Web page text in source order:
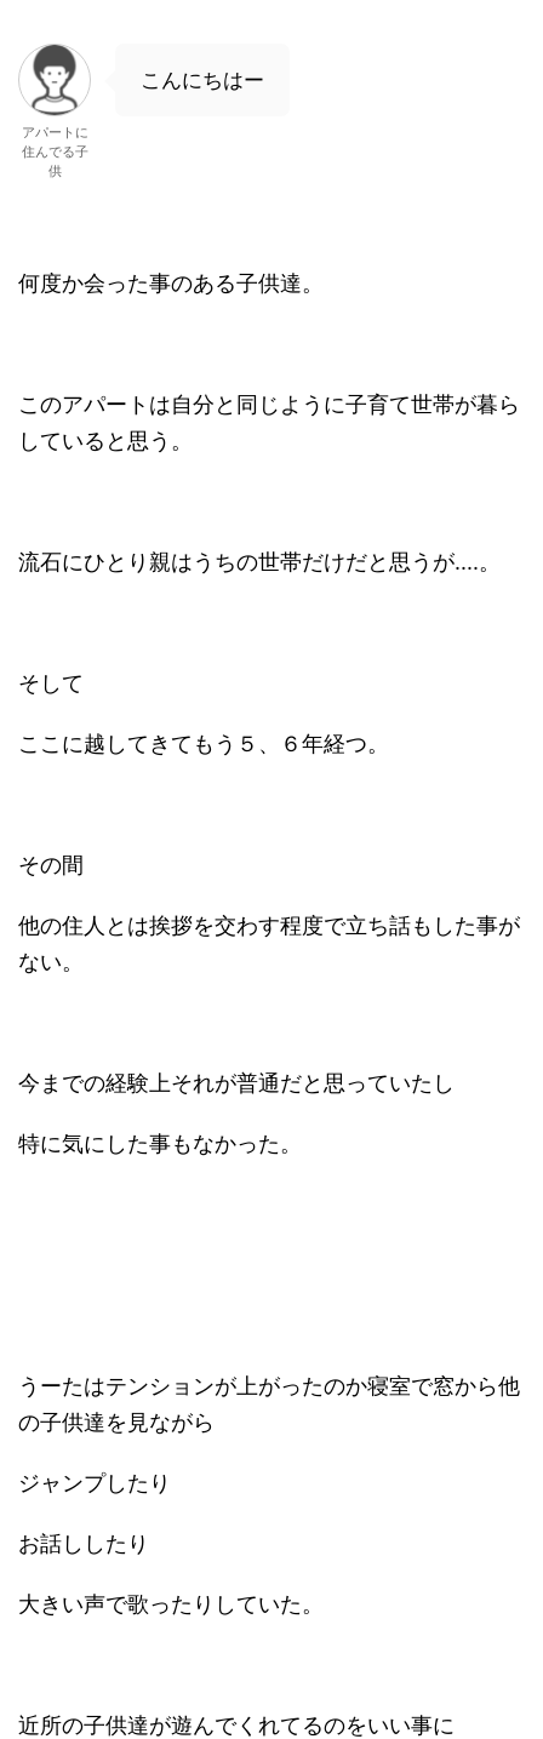
アパートに
住んでる子
供
こんにちはー
何度か会った事のある子供達。
このアパートは自分と同じように子育て世帯が暮ら
していると思う。
流石にひとり親はうちの世帯だけだと思うが....。
そして
ここに越してきてもう５、６年経つ。
その間
他の住人とは挨拶を交わす程度で立ち話もした事が
ない。
今までの経験上それが普通だと思っていたし
特に気にした事もなかった。
うーたはテンションが上がったのか寝室で窓から他
の子供達を見ながら
ジャンプしたり
お話ししたり
大きい声で歌ったりしていた。
近所の子供達が遊んでくれてるのをいい事に